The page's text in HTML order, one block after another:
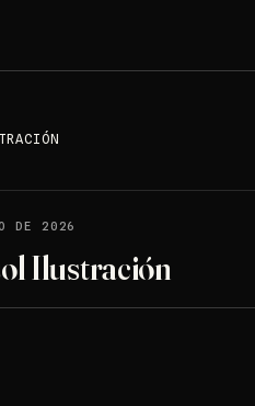
DE 2026
Ilustración